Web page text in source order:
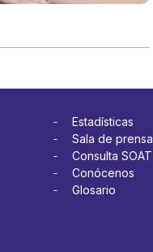
Estadísticas
Sala de prensa
Consulta SOAT
Conócenos
Glosario